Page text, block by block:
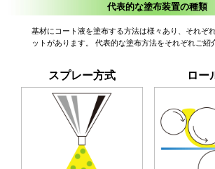
代表的な塗布装置の種類
基材にコート液を塗布する方法は様々あり、それぞ
ットがあります。 代表的な塗布方法をそれぞれご紹
スプレー方式 ロー